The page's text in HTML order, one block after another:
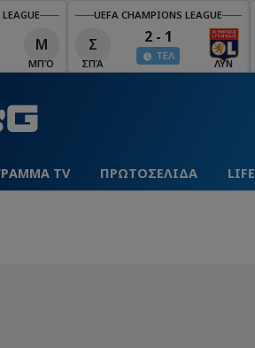
Μ
ΜΠΌ
UEFA CHAMPIONS LEAGUE
Σ
ΣΠΆ
2 - 1
ΤΕΛ
ΛΥΝ
TV ΠΡΩΤΟΣΕΛΙΔΑ LIFE